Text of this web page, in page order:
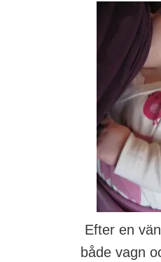
Efter en
både vagn